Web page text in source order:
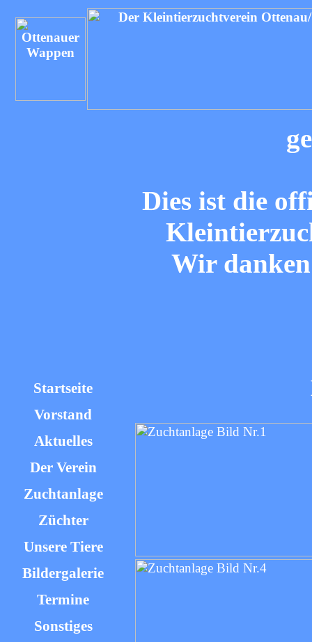
Dies ist die
Wir
Startseite
Vorstand
Aktuelles
Der Verein
Zuchtanlage
Züchter
Unsere Tiere
Bildergalerie
Termine
Sonstiges